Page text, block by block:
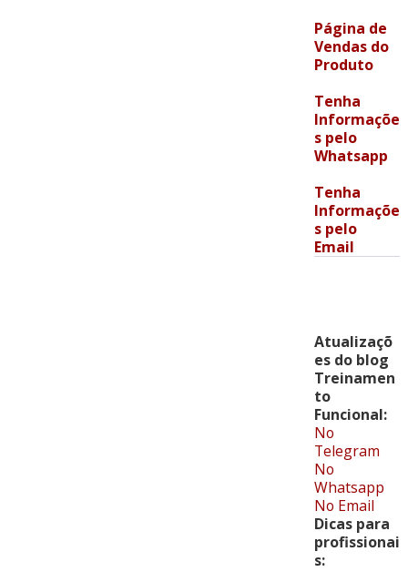
Página de
Vendas do
Produto
Tenha
Informaçõe
s pelo
Whatsapp
Tenha
Informaçõe
s pelo
Email
Atualizaçõ
es do blog
Treinamen
to
Funcional:
No
Telegram
No
Whatsapp
No Email
Dicas para
profissionai
s: